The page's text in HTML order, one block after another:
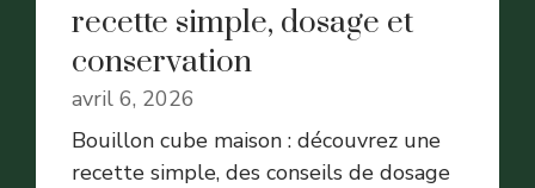
recette simple, dosage et
conservation
avril 6, 2026
Bouillon cube maison : découvrez une
recette simple, des conseils de dosage